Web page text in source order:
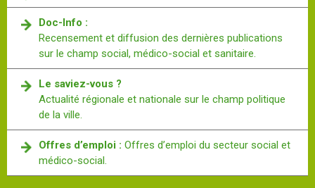
Doc-Info :
Recensement et diffusion des dernières publications
sur le champ social, médico-social et sanitaire.
Le saviez-vous ?
Actualité régionale et nationale sur le champ politique
de la ville.
Offres d’emploi : Offres d’emploi du secteur social et
médico-social.